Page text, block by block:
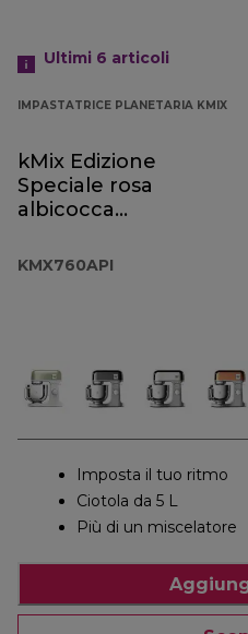
Ultimi 6 articoli
IMPASTATRICE PLANETARIA KMIX
kMix Edizione
Speciale rosa
albicocca
KMX760API
Imposta il tuo ritmo
Ciotola da 5 L
Più di un miscelatore